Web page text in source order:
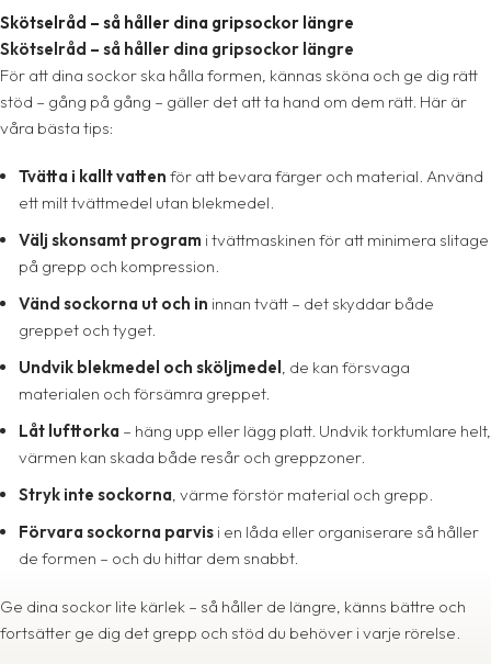
Skötselråd – så håller dina gripsockor längre
Skötselråd – så håller dina gripsockor längre
För att dina sockor ska hålla formen, kännas sköna och ge dig rätt
stöd – gång på gång – gäller det att ta hand om dem rätt. Här är
våra bästa tips:
Tvätta i kallt vatten för att bevara färger och material. Använd
ett milt tvättmedel utan blekmedel.
Välj skonsamt program i tvättmaskinen för att minimera slitage
på grepp och kompression.
Vänd sockorna ut och in innan tvätt – det skyddar både
greppet och tyget.
Undvik blekmedel och sköljmedel, de kan försvaga
materialen och försämra greppet.
Låt lufttorka – häng upp eller lägg platt. Undvik torktumlare helt,
värmen kan skada både resår och greppzoner.
Stryk inte sockorna, värme förstör material och grepp.
Förvara sockorna parvis i en låda eller organiserare så håller
de formen – och du hittar dem snabbt.
Ge dina sockor lite kärlek – så håller de längre, känns bättre och
fortsätter ge dig det grepp och stöd du behöver i varje rörelse.